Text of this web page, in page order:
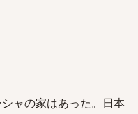
ャの家はあった。日本